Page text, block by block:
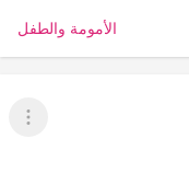
الأمومة والطفل
عرض